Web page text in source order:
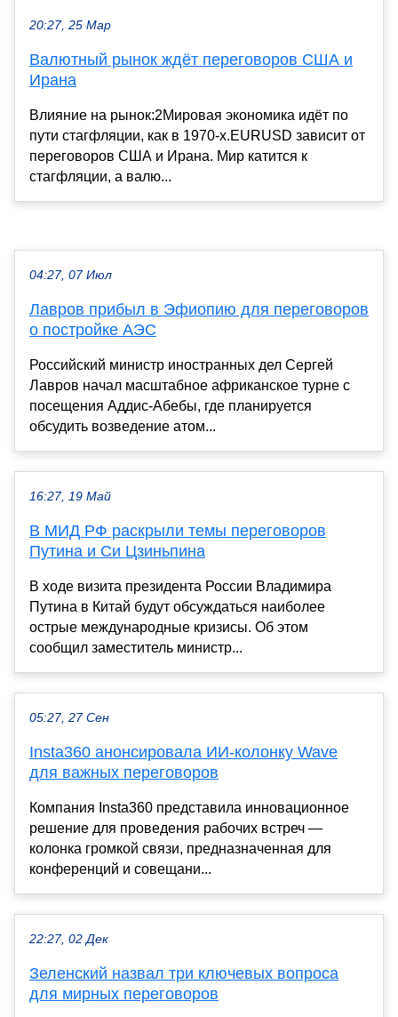
20:27, 25 Мар
Валютный рынок ждёт переговоров США и
Ирана
Влияние на рынок:2Мировая экономика идёт по
пути стагфляции, как в 1970-х.EURUSD зависит от
переговоров США и Ирана. Мир катится к
стагфляции, а валю...
04:27, 07 Июл
Лавров прибыл в Эфиопию для переговоров
о постройке АЭС
Российский министр иностранных дел Сергей
Лавров начал масштабное африканское турне с
посещения Аддис-Абебы, где планируется
обсудить возведение атом...
16:27, 19 Май
В МИД РФ раскрыли темы переговоров
Путина и Си Цзиньпина
В ходе визита президента России Владимира
Путина в Китай будут обсуждаться наиболее
острые международные кризисы. Об этом
сообщил заместитель министр...
05:27, 27 Сен
Insta360 анонсировала ИИ-колонку Wave
для важных переговоров
Компания Insta360 представила инновационное
решение для проведения рабочих встреч —
колонка громкой связи, предназначенная для
конференций и совещани...
22:27, 02 Дек
Зеленский назвал три ключевых вопроса
для мирных переговоров